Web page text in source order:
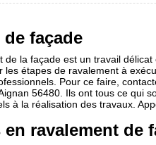
façade
la façade est un travail
étapes de ravalement à
Pour ce faire,
56480. Ils ont tous ce qui
à la réalisation des travaux.
ravalement de